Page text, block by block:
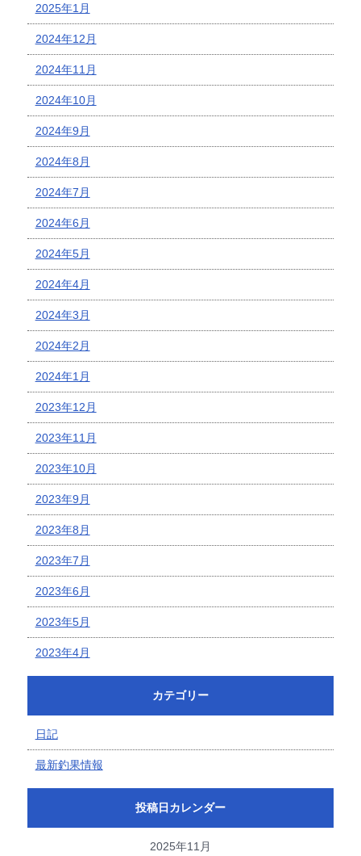
2025年1月
2024年12月
2024年11月
2024年10月
2024年9月
2024年8月
2024年7月
2024年6月
2024年5月
2024年4月
2024年3月
2024年2月
2024年1月
2023年12月
2023年11月
2023年10月
2023年9月
2023年8月
2023年7月
2023年6月
2023年5月
2023年4月
カテゴリー
日記
最新釣果情報
投稿日カレンダー
2025年11月